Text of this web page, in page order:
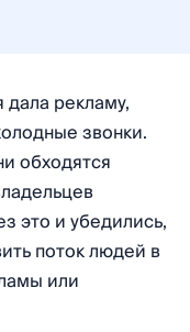
рекламу,
звонки.
обходятся
это и убедились,
поток людей в
или